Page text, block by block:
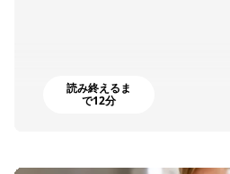
読み終えるま
で12分